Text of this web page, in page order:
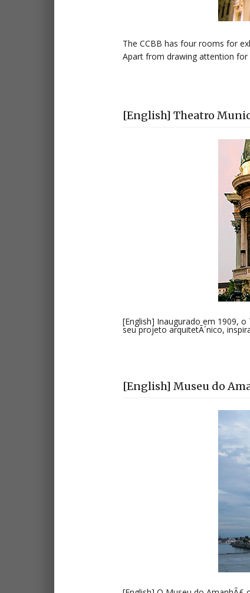
The CCBB has four rooms for
Apart from drawing attention for
[English] Theatro
[English] Inaugurado em 1909,
seu projeto arquitetÃ´nico,
[English] Museu do